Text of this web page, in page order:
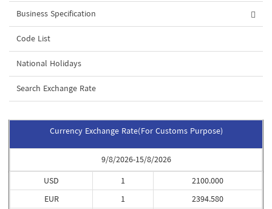
Business Specification
Code List
National Holidays
Search Exchange Rate
Currency Exchange Rate(For Customs Purpose)
9/8/2026-15/8/2026
USD
EUR
1
1
2100.000
2394.580